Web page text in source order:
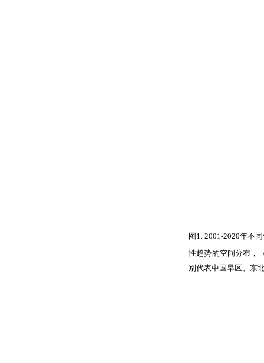
图1. 2001-2020年不
性趋势的空间分布，
别代表中国旱区、东